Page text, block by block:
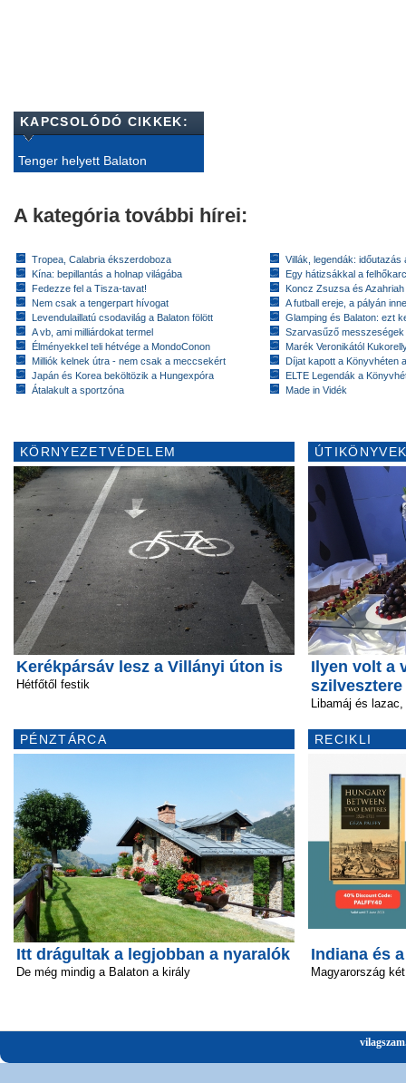
KAPCSOLÓDÓ CIKKEK:
Tenger helyett Balaton
A kategória további hírei:
Tropea, Calabria ékszerdoboza
Kína: bepillantás a holnap világába
Fedezze fel a Tisza-tavat!
Nem csak a tengerpart hívogat
Levendulaillatú csodavilág a Balaton fölött
A vb, ami milliárdokat termel
Élményekkel teli hétvége a MondoConon
Milliók kelnek útra - nem csak a meccsekért
Japán és Korea beköltözik a Hungexpóra
Átalakult a sportzóna
Villák, legendák: időutazás
Egy hátizsákkal a
Koncz Zsuzsa és
A futball ereje, a pályán
Glamping és Balaton: ezt
Szarvasűző messzeségek
Marék Veronikától
Díjat kapott a Könyvhéten
ELTE Legendák a
Made in Vidék
KÖRNYEZETVÉDELEM
Kerékpársáv lesz a Villányi úton is
Hétfőtől festik
PÉNZTÁRCA
Itt drágultak a legjobban a nyaralók
De még mindig a Balaton a király
Ilyen volt a
szilvesztere
Libamáj és
RECIKLI
Indiana és
Magyarország